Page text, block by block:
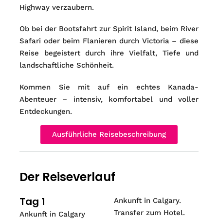
Highway verzaubern.
Ob bei der Bootsfahrt zur Spirit Island, beim River
Safari oder beim Flanieren durch Victoria – diese
Reise begeistert durch ihre Vielfalt, Tiefe und
landschaftliche Schönheit.
Kommen Sie mit auf ein echtes Kanada-
Abenteuer – intensiv, komfortabel und voller
Entdeckungen.
Ausführliche Reisebeschreibung
Der Reiseverlauf
Tag 1
Ankunft in Calgary
Ankunft in Calgary.
Transfer zum Hotel.